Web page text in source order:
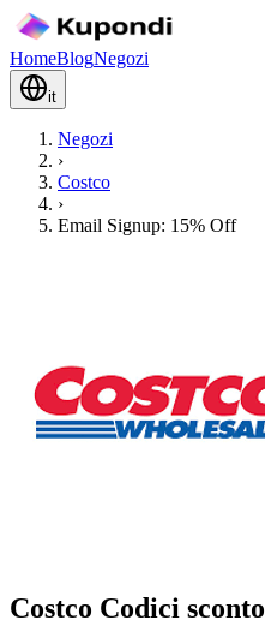
HomeBlogNegozi
it
Negozi
›
Costco
›
Email Signup: 15% Off
Costco Codici sconto